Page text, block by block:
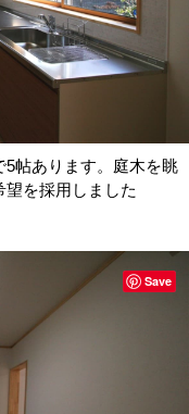
帖あります。庭木を眺
を採用しました
Save